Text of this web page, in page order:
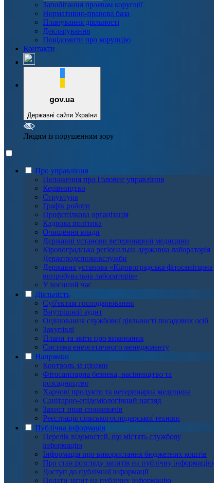
Запобігання проявам корупції
Нормативно-правова база
Планування діяльності
Декларування
Повідомити про корупцію
Контакти
gov.ua
Державні сайти України
Людям із порушенням зору
Про управління
Положення про Головне управління
Керівництво
Структура
Графік роботи
Профспілкова організація
Кадрова політика
Очищення влади
Державні установи ветеринарної медицини
Кіровоградська регіональна державна лабораторія
Держпродспоживслужби
Державна установа «Кіровоградська фітосанітарна
випробувальна лабораторія»
У воєнний час
Діяльність
Суб'єктам господарювання
Внутрішній аудит
Оцінювання службової діяльності посадових осіб
Закупівлі
Плани та звіти про виконання
Система енергетичного менеджменту
Напрямки
Контроль за цінами
Фітосанітарна безпека, насінництво та
розсадництво
Харчові продукти та ветеринарна медицина
Санітарно-епідеміологічний нагляд
Захист прав споживачів
Реєстрація сільськогосподарської техніки
Публічна інформація
Перелік відомостей, що містять службову
інформацію
Інформація про використання бюджетних коштів
Про стан розгляду запитів на публічну інформацію
Доступ до публічної інформації
Подати запит на публічну інформацію